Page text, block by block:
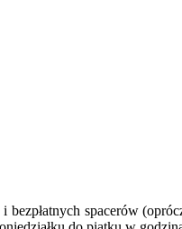
bezpłatnych spacerów